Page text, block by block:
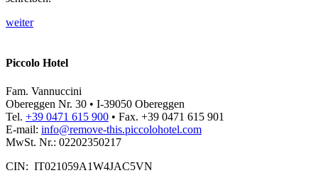
weiter
Piccolo Hotel
Fam. Vannuccini
Obereggen Nr. 30 • I-39050 Obereggen
Tel. +39 0471 615 900 • Fax. +39 0471 615 901
E-mail: info@remove-this.piccolohotel.com
MwSt. Nr.: 02202350217
CIN: IT021059A1W4JAC5VN